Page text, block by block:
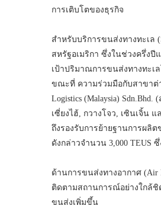
การเติบโตของธุรกิจ
สำหรับบริการขนส่งทางทะเล
สหรัฐอเมริกา ซึ่งในช่วงครึ่งปี
เป้าปริมาณการขนส่งทางทะเ
ขณะที่ ความร่วมมือกับสาขาต่า
Logistics (Malaysia)
เซี่ยงไฮ้, กวางโจว, เซินเจิ้น
ถึงรองรับการย้ายฐานการผลิ
ดังกล่าวจำนวน 3,000 TEUS
ด้านการขนส่งทางอากาศ
ติดตามสถานการณ์อย่างใกล้ชิ
ขนส่งเพิ่มขึ้น